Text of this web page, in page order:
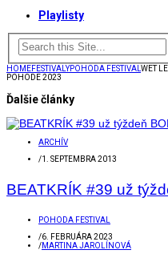
Playlisty
HOMEFESTIVALYPOHODA FESTIVAL WET
POHODE 2023
Ďalšie články
ARCHÍV
/1. SEPTEMBRA 2013
BEATKRÍK #39 už
POHODA FESTIVAL
/6. FEBRUÁRA 2023
/MARTINA JAROLÍNOVÁ